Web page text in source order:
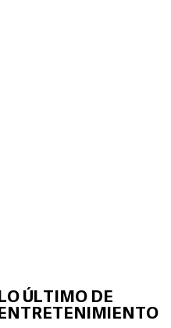
LO ÚLTIMO DE
ENTRETENIMIENTO